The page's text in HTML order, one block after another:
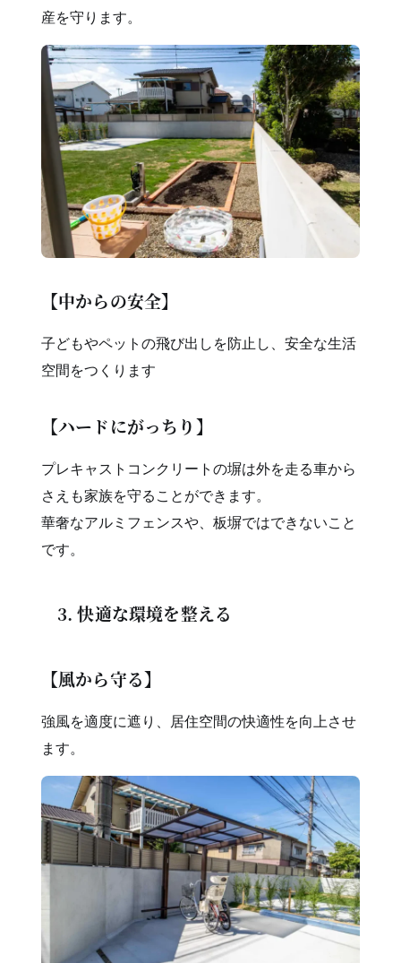
産を守ります。
【中からの安全】
子どもやペットの飛び出しを防止し、安全な生活
空間をつくります
【ハードにがっちり】
プレキャストコンクリートの塀は外を走る車から
さえも家族を守ることができます。
華奢なアルミフェンスや、板塀ではできないこと
です。
3. 快適な環境を整える
【風から守る】
強風を適度に遮り、居住空間の快適性を向上させ
ます。